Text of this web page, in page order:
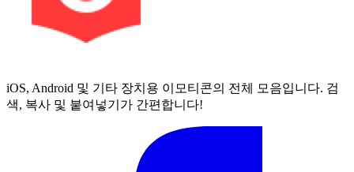
iOS, Android 및 기타 장치용 이모티콘의 전체 모음입니다. 검
색, 복사 및 붙여넣기가 간편합니다!